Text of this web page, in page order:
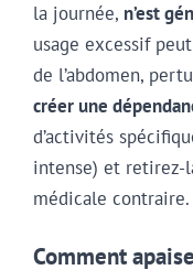
la journée, n’est
usage excessif
de l’abdomen,
créer une
d’activités
intense) et retirez-
médicale contraire.
Comment